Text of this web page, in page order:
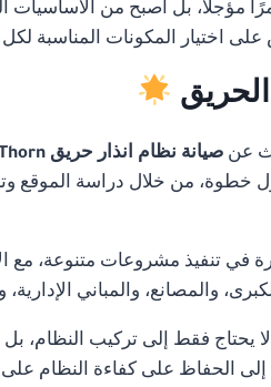
مؤجلًا، بل أصبح من الأساسيات
اختيار المكونات المناسبة لكل
عن صيانة نظام انذار حريق Thorn في مصر
خطوة، من خلال دراسة الموقع
تنفيذ مشروعات متنوعة، مع
والمصانع، والمباني
لا يحتاج فقط إلى تركيب النظام،
الحفاظ على كفاءة النظام على